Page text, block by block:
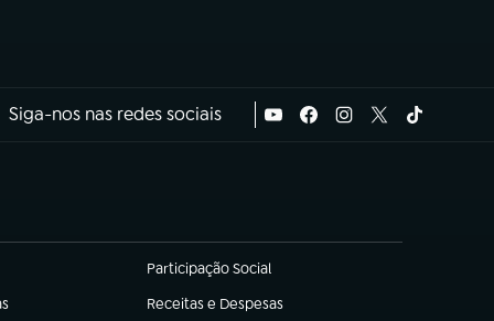
Siga-nos nas redes sociais
Participação Social
(abre em nova aba)
Receitas e Despesas
(abre em nova aba)